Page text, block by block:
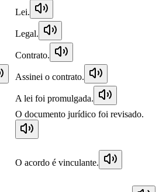
Lei.
Legal.
Contrato.
Assinei o contrato.
A lei foi promulgada.
O documento jurídico foi revisado.
O acordo é vinculante.